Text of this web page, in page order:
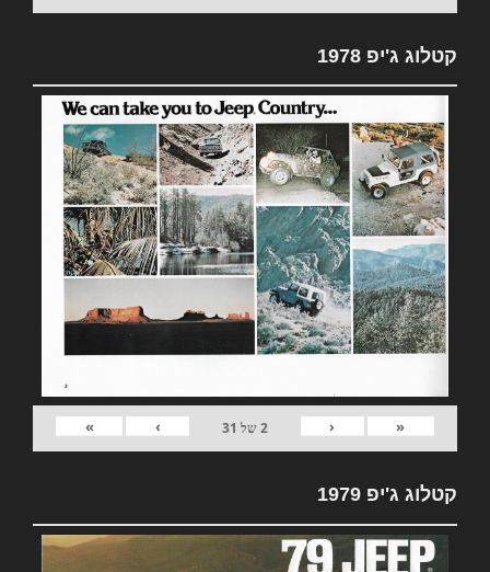
קטלוג ג'יפ 1978
«
‹
2של 31
›
»
קטלוג ג'יפ 1979